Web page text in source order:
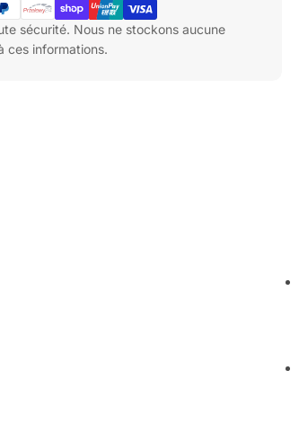
sécurité. Nous ne stockons aucune
ces informations.